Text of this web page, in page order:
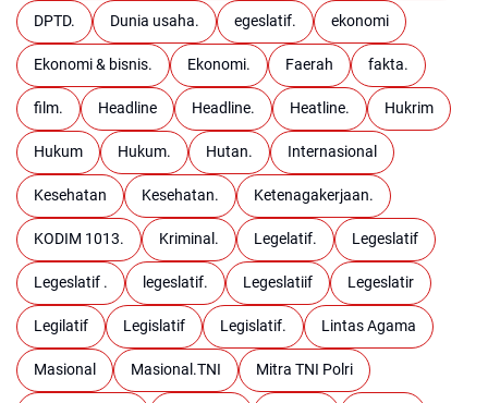
DPTD. Dunia usaha. egeslatif. ekonomi
Ekonomi & bisnis. Ekonomi. Faerah fakta.
film. Headline Headline. Heatline. Hukrim
Hukum Hukum. Hutan. Internasional
Kesehatan Kesehatan. Ketenagakerjaan.
KODIM 1013. Kriminal. Legelatif. Legeslatif
Legeslatif . legeslatif. Legeslatiif Legeslatir
Legilatif Legislatif Legislatif. Lintas Agama
Masional Masional.TNI Mitra TNI Polri